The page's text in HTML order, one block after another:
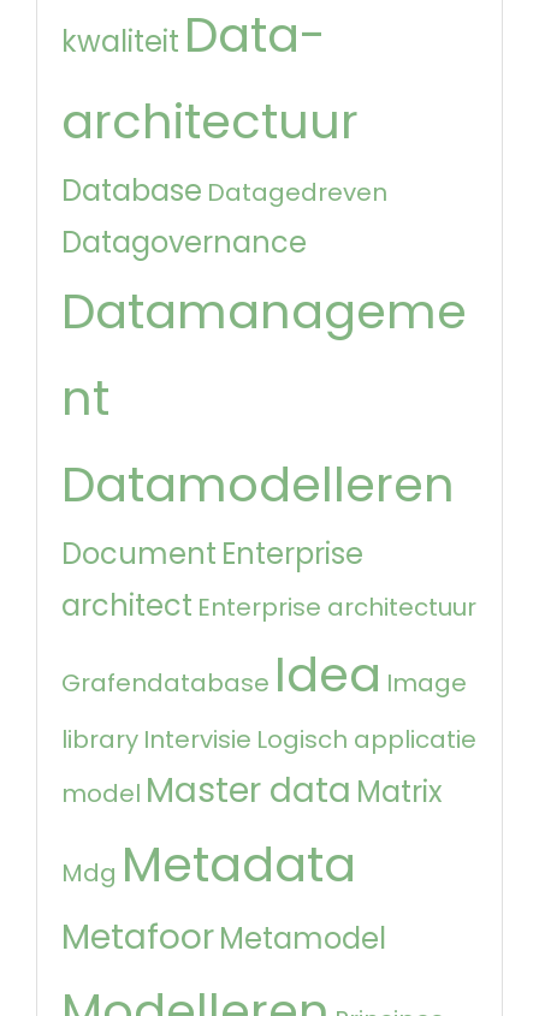
kwaliteit Data-
architectuur
Database Datagedreven
Datagovernance
Datamanageme
nt
Datamodelleren
Document Enterprise
architect Enterprise architectuur
Grafendatabase Idea Image
library Intervisie Logisch applicatie
model Master data Matrix
Mdg Metadata
MetafoorMetamodel